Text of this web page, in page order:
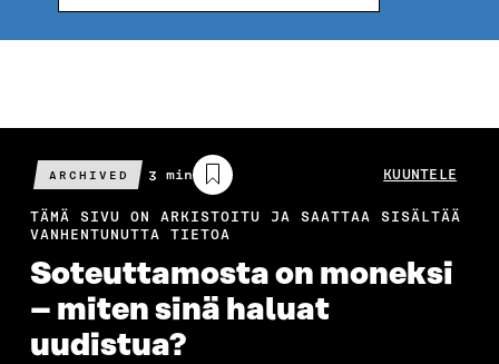
ARCHIVED
Arvioitu
lukuaika
3 min KUUNTELE
TÄMÄ SIVU ON ARKISTOITU JA SAATTAA SISÄLTÄÄ
VANHENTUNUTTA TIETOA
Soteuttamosta on moneksi
– miten sinä haluat
uudistua?